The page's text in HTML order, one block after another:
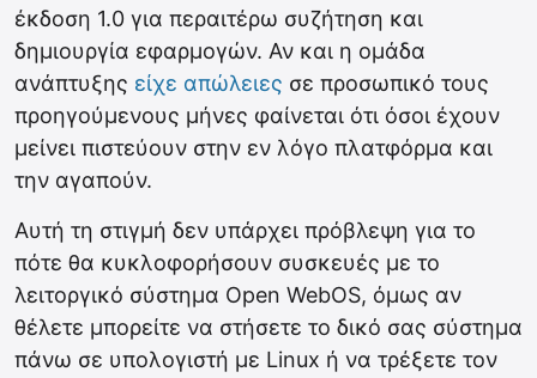
έκδοση 1.0 για περαιτέρω συζήτηση και
δημιουργία εφαρμογών. Αν και η ομάδα
ανάπτυξης είχε απώλειες σε προσωπικό τους
προηγούμενους μήνες φαίνεται ότι όσοι έχουν
μείνει πιστεύουν στην εν λόγο πλατφόρμα και
την αγαπούν.
Αυτή τη στιγμή δεν υπάρχει πρόβλεψη για το
πότε θα κυκλοφορήσουν συσκευές με το
λειτοργικό σύστημα Open WebOS, όμως αν
θέλετε μπορείτε να στήσετε το δικό σας σύστημα
πάνω σε υπολογιστή με Linux ή να τρέξετε τον